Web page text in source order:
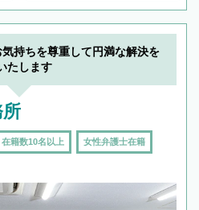
気持ちを尊重して円満な解決を
たします
在籍数10名以上 女性弁護士在籍